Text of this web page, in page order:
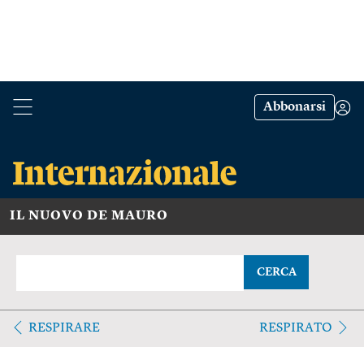
Abbonarsi
IL NUOVO DE MAURO
CERCA
RESPIRARE RESPIRATO